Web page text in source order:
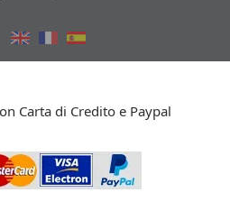
Carta di Credito e Paypal